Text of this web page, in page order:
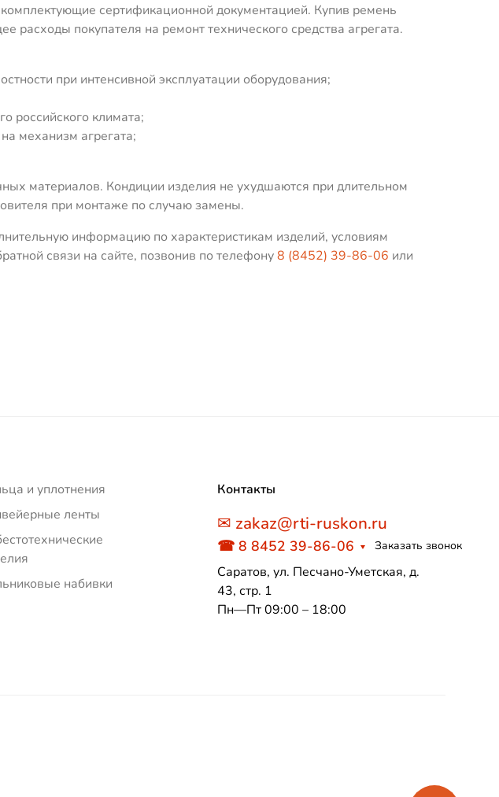
сертификационной документацией. Купив ремень
покупателя на ремонт технического средства агрегата.
при интенсивной эксплуатации оборудования;
российского климата;
механизм агрегата;
материалов. Кондиции изделия не ухудшаются при длительном
при монтаже по случаю замены.
информацию по характеристикам изделий, условиям
связи на сайте, позвонив по телефону8 (8452) 39-86-06 или
и уплотнения
ленты
набивки
Контакты
✉ zakaz@rti-ruskon.ru
☎ 8 8452 39-86-06 Заказать звонок
Саратов, ул. Песчано-Уметская, д.
43, стр. 1
Пн—Пт 09:00 – 18:00